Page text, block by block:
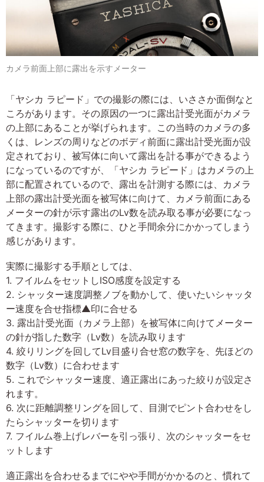
カメラ前面上部に露出を示すメーター
「ヤシカ ラピード」での撮影の際には、いささか面倒なと
ころがあります。その原因の一つに露出計受光面がカメラ
の上部にあることが挙げられます。この当時のカメラの多
くは、レンズの周りなどのボディ前面に露出計受光面が設
定されており、被写体に向いて露出を計る事ができるよう
になっているのですが、「ヤシカ ラピード」はカメラの上
部に配置されているので、露出を計測する際には、カメラ
上部の露出計受光面を被写体に向けて、カメラ前面にある
メーターの針が示す露出のLv数を読み取る事が必要になっ
てきます。撮影する際に、ひと手間余分にかかってしまう
感じがあります。
実際に撮影する手順としては、
1. フイルムをセットしISO感度を設定する
2. シャッター速度調整ノブを動かして、使いたいシャッタ
ー速度を合せ指標▲印に合せる
3. 露出計受光面（カメラ上部）を被写体に向けてメーター
の針が指した数字（Lv数）を読み取ります
4. 絞りリングを回してLv目盛り合せ窓の数字を、先ほどの
数字（Lv数）に合わせます
5. これでシャッター速度、適正露出にあった絞りが設定さ
れます。
6. 次に距離調整リングを回して、目測でピント合わせをし
たらシャッターを切ります
7. フイルム巻上げレバーを引っ張り、次のシャッターをセ
ットします
適正露出を合わせるまでにやや手間がかかるのと、慣れて